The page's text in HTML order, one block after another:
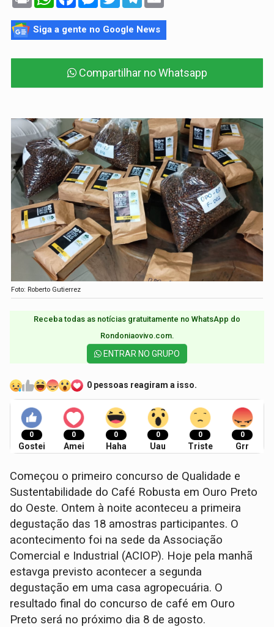
Siga a gente no Google News
Compartilhar no Whatsapp
Foto: Roberto Gutierrez
Receba todas as notícias gratuitamente no WhatsApp do
Rondoniaovivo.com.​
ENTRAR NO GRUPO
0 pessoas reagiram a isso.
0
Gostei
0
Amei
0
Haha
0
Uau
0
Triste
0
Grr
Começou o primeiro concurso de Qualidade e
Sustentabilidade do Café Robusta em Ouro Preto
do Oeste. Ontem à noite aconteceu a primeira
degustação das 18 amostras participantes. O
acontecimento foi na sede da Associação
Comercial e Industrial (ACIOP). Hoje pela manhã
estavga previsto acontecer a segunda
degustação em uma casa agropecuária. O
resultado final do concurso de café em Ouro
Preto será no próximo dia 8 de agosto.